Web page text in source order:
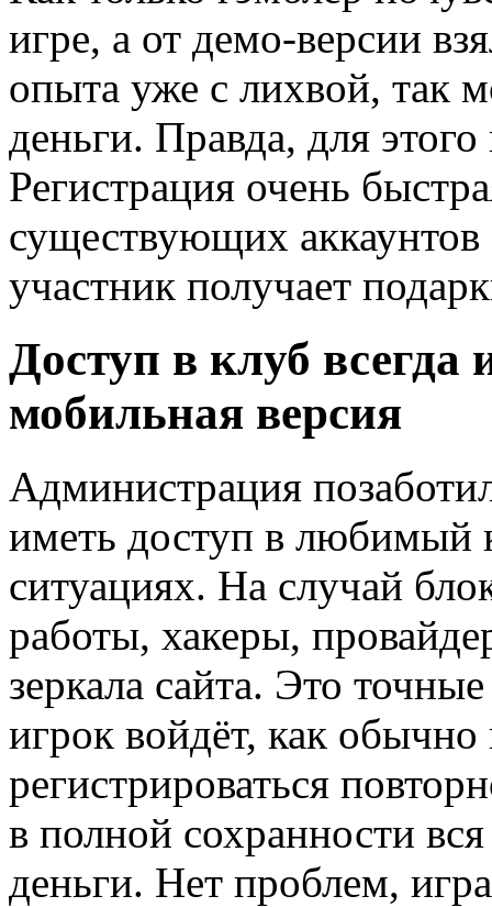
игре, а от демо-версии
опыта уже с лихвой, так
деньги. Правда, для
Регистрация очень
существующих
участник получает
Доступ в клуб всегда
мобильная версия
Администрация
иметь доступ в любимый
ситуациях. На случай
работы, хакеры,
зеркала сайта. Это
игрок войдёт, как
регистрироваться
в полной сохранности
деньги. Нет проблем,